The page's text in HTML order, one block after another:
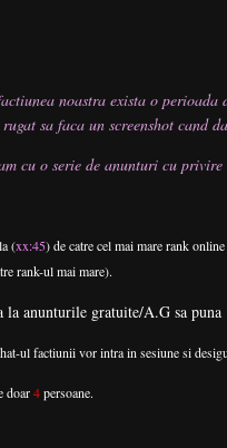
noastra exista o perioada
sa faca un screenshot cand
cu o serie de anunturi cu
(xx:45) de catre cel mai mare rank
rank-ul mai mare).
la anunturile gratuite/A.G sa
ul factiunii vor intra in sesiune si
doar4persoane.